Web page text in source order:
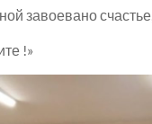
завоевано счастье,
!»